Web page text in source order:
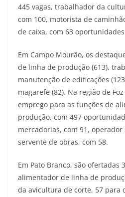
445 vagas, trabalhador da
com 100, motorista de
de caixa, com 63
Em Campo Mourão, os
de linha de produção (613),
manutenção de edificações
magarefe (82). Na região de
emprego para as funções de
produção, com 497
mercadorias, com 91, operador
servente de obras, com 58.
Em Pato Branco, são ofertadas
alimentador de linha de
da avicultura de corte, 57 para